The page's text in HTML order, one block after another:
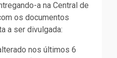
a na Central de
os documentos
a ser divulgada:
nos últimos 6